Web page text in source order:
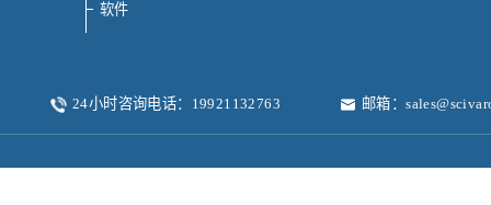
软件
24小时咨询电话：19921132763 邮箱：